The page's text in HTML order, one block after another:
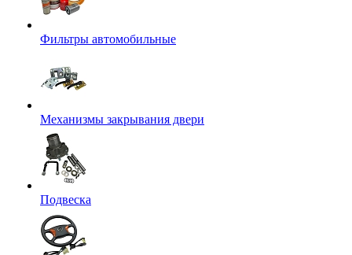
Фильтры автомобильные
Механизмы закрывания двери
Подвеска